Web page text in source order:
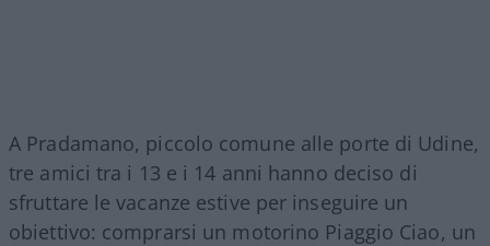
A Pradamano, piccolo comune alle porte di Udine,
tre amici tra i 13 e i 14 anni hanno deciso di
sfruttare le vacanze estive per inseguire un
obiettivo: comprarsi un motorino Piaggio Ciao, un